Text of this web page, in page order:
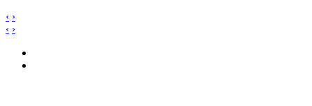
‹ ›
‹ ›